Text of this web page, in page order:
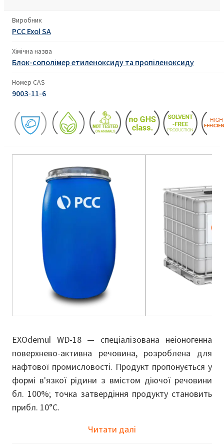
Виробник
PCC Exol SA
Хімічна назва
Блок-сополімер етиленоксиду та пропіленоксиду
Номер CAS
9003-11-6
EXOdemul WD-18 — спеціалізована неіоногенна
поверхнево-активна речовина, розроблена для
нафтової промисловості. Продукт пропонується у
формі в'язкої рідини з вмістом діючої речовини
бл. 100%; точка затвердіння продукту становить
прибл. 10°C.
Читати далі